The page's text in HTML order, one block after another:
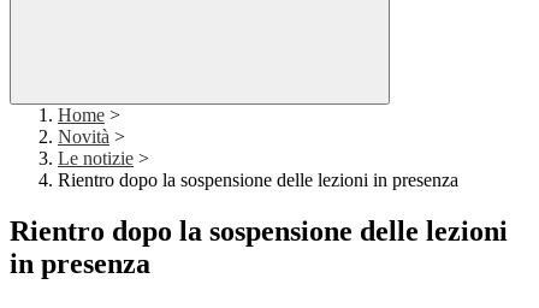
Home >
Novità >
Le notizie >
Rientro dopo la sospensione delle lezioni in presenza
Rientro dopo la sospensione delle lezioni
in presenza